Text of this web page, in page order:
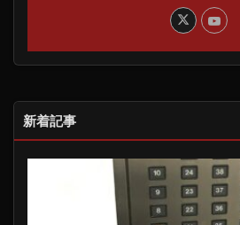
新着記事